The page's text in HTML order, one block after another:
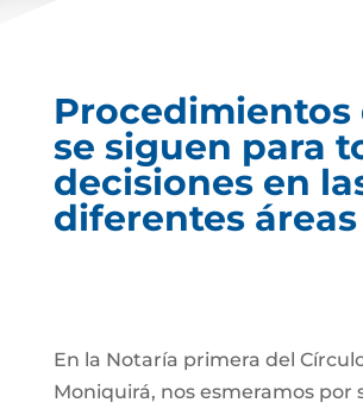
Procedimientos
se siguen para
decisiones en
diferentes áreas
En la Notaría primera del
Moniquirá, nos esmeramos por